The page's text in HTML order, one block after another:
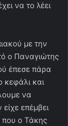
να το λέει
με την
ο Παναγιώτης
έπεσε πάρα
κεφάλι και
να
επέμβει
που ο Τάκης